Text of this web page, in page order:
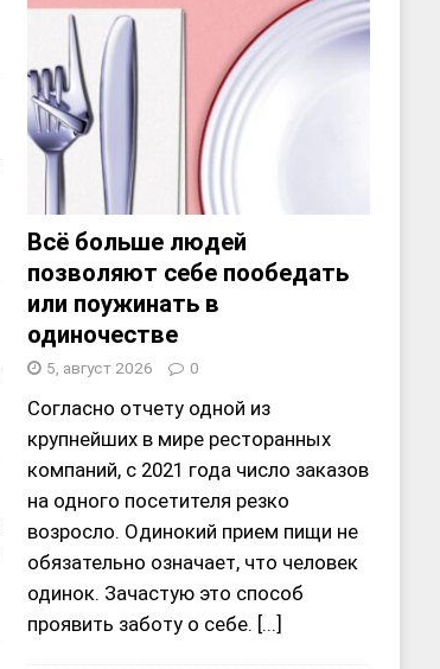
Всё больше людей
позволяют себе пообедать
или поужинать в
одиночестве
5, август 2026 0
Согласно отчету одной из
крупнейших в мире ресторанных
компаний, с 2021 года число заказов
на одного посетителя резко
возросло. Одинокий прием пищи не
обязательно означает, что человек
одинок. Зачастую это способ
проявить заботу о себе. [...]